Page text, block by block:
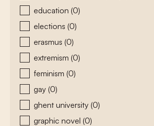
education (0)
elections (0)
erasmus (0)
extremism (0)
feminism (0)
gay (0)
ghent university (0)
graphic novel (0)